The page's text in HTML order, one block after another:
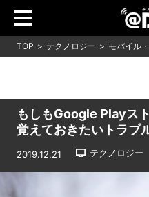
TOP テクノロジー モバイル
もしもGoogle Playス
覚えておきたいトラブ
2019.12.21 テクノロジー